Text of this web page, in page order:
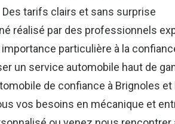
Des tarifs clairs et sans surprise
réalisé par des professionnels
importance particulière à la
un service automobile haut de
de confiance à Brignoles
vos besoins en mécanique et